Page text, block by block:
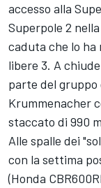
accesso alla
Superpole 2
caduta che lo ha
libere 3. A
parte del gruppo
Krummenacher
staccato di 990
Alle spalle dei
con la settima
(Honda